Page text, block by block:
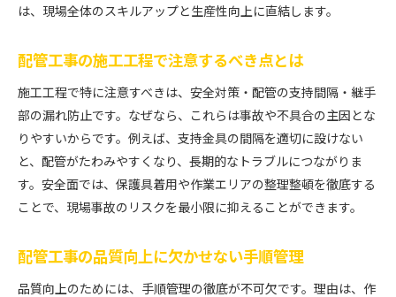
は、現場全体のスキルアップと生産性向上に直結します。
配管工事の施工工程で注意するべき点とは
施工工程で特に注意すべきは、安全対策・配管の支持間隔・継手
部の漏れ防止です。なぜなら、これらは事故や不具合の主因とな
りやすいからです。例えば、支持金具の間隔を適切に設けない
と、配管がたわみやすくなり、長期的なトラブルにつながりま
す。安全面では、保護具着用や作業エリアの整理整頓を徹底する
ことで、現場事故のリスクを最小限に抑えることができます。
配管工事の品質向上に欠かせない手順管理
品質向上のためには、手順管理の徹底が不可欠です。理由は、作